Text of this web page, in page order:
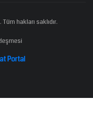
hakları saklıdır.
Portal